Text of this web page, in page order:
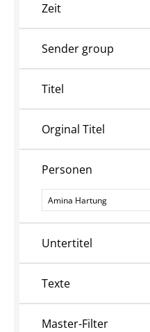
Zeit
Sender group
Titel
Orginal Titel
Personen
Personen
Untertitel
Texte
Master-Filter